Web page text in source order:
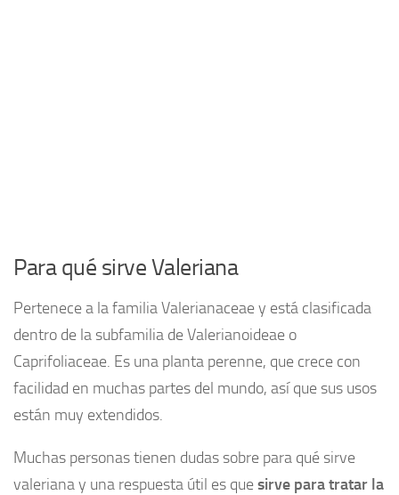
Para qué sirve Valeriana
Pertenece a la familia Valerianaceae y está clasificada
dentro de la subfamilia de Valerianoideae o
Caprifoliaceae. Es una planta perenne, que crece con
facilidad en muchas partes del mundo, así que sus usos
están muy extendidos.
Muchas personas tienen dudas sobre para qué sirve
valeriana y una respuesta útil es quesirve para tratar la